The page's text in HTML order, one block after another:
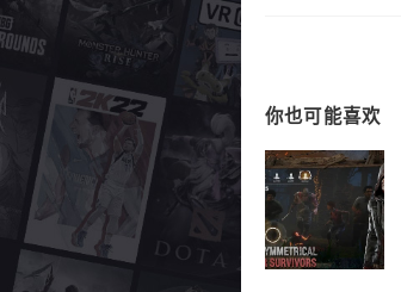
你也可能喜欢